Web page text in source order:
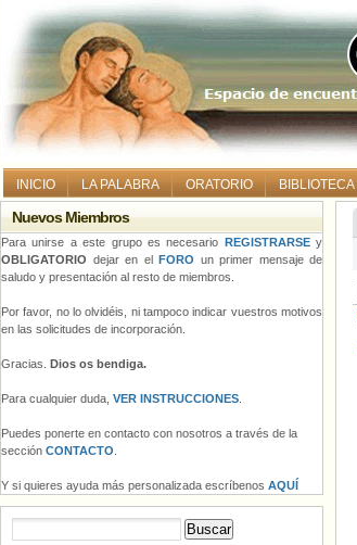
INICIO LA PALABRA ORATORIO BIBLIOTECA
Nuevos Miembros
Para unirse a este grupo es necesario REGISTRARSEy
OBLIGATORIO dejar en el FORO un primer mensaje de
saludo y presentación al resto de miembros.
Por favor, no lo olvidéis, ni tampoco indicar vuestros motivos
en las solicitudes de incorporación.
Gracias. Dios os bendiga.
Para cualquier duda, VER INSTRUCCIONES
Puedes ponerte en contacto con nosotros a través de la
sección CONTACTO
Y si quieres ayuda más personalizada escríbenos AQUÍ